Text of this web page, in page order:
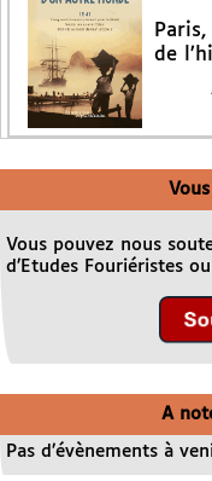
de
Vous pouvez nous
d’Etudes Fouriéristes
A
Pas d’évènements à